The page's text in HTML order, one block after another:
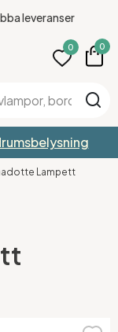
leveranser
0 0
Lampett